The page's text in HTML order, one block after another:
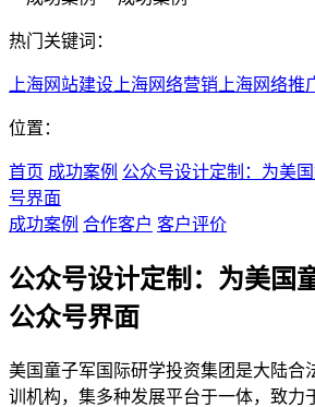
热门关键词：
上海网站建设 上海网络营销 上海网络推
位置：
首页 成功案例 公众号设计定制：为美
号界面
成功案例 合作客户 客户评价
公众号设计定制：为美国
公众号界面
美国童子军国际研学投资集团是大陆合
训机构，集多种发展平台于一体，致力